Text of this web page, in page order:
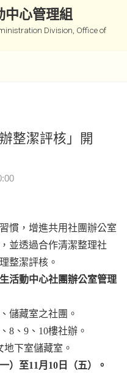
中心管理組
Division, Office of
整潔評核」開
慣，增進共用社團辦公室
並透過合作清潔整理社
整潔評核。
活動中心社團辦公室管理
儲藏室之社團。
8、9、10樓社辦。
地下室儲藏室。
）至11月10日（五）。